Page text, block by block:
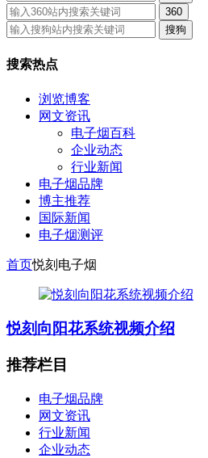
360
搜狗
搜索热点
浏览博客
网文资讯
电子烟百科
企业动态
行业新闻
电子烟品牌
博主推荐
国际新闻
电子烟测评
首页悦刻电子烟
悦刻向阳花系统视频介绍
推荐栏目
电子烟品牌
网文资讯
行业新闻
企业动态